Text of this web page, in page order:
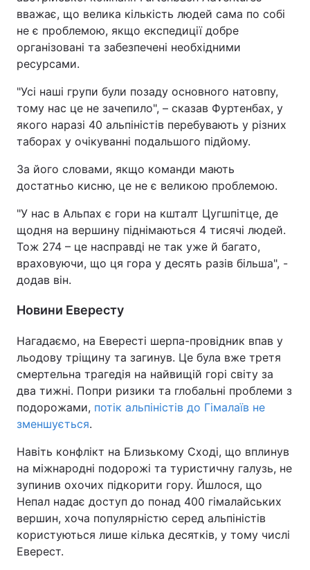
вважає, що велика кількість людей сама по собі
не є проблемою, якщо експедиції добре
організовані та забезпечені необхідними
ресурсами.
"Усі наші групи були позаду основного натовпу,
тому нас це не зачепило", – сказав Фуртенбах, у
якого наразі 40 альпіністів перебувають у різних
таборах у очікуванні подальшого підйому.
За його словами, якщо команди мають
достатньо кисню, це не є великою проблемою.
"У нас в Альпах є гори на кшталт Цугшпітце, де
щодня на вершину піднімаються 4 тисячі людей.
Тож 274 – це насправді не так уже й багато,
враховуючи, що ця гора у десять разів більша", -
додав він.
Новини Евересту
Нагадаємо, на Евересті шерпа-провідник впав у
льодову тріщину та загинув. Це була вже третя
смертельна трагедія на найвищій горі світу за
два тижні. Попри ризики та глобальні проблеми з
подорожами, потік альпіністів до Гімалаїв не
зменшується.
Навіть конфлікт на Близькому Сході, що вплинув
на міжнародні подорожі та туристичну галузь, не
зупинив охочих підкорити гору. Йшлося, що
Непал надає доступ до понад 400 гімалайських
вершин, хоча популярністю серед альпіністів
користуються лише кілька десятків, у тому числі
Еверест.